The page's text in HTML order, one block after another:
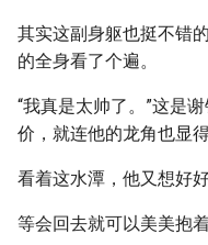
其实这副身躯也挺不错
的全身看了个遍。
“我真是太帅了。”这是
价，就连他的龙角也显
看着这水潭，他又想好好
等会回去就可以美美抱